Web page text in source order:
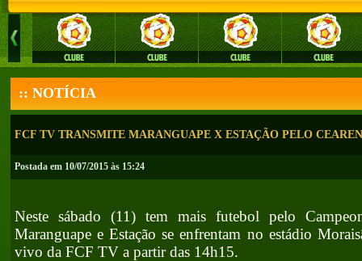
:: NOTÍCIA
FCF TV TRANSMITE MARANGUAPE X ESTAÇÃO PELO
Postada em 10/07/2015 às 15:24
Neste sábado (11) tem mais futebol pelo
Maranguape e Estação se enfrentam no estádio
vivo da FCF TV a partir das 14h15.